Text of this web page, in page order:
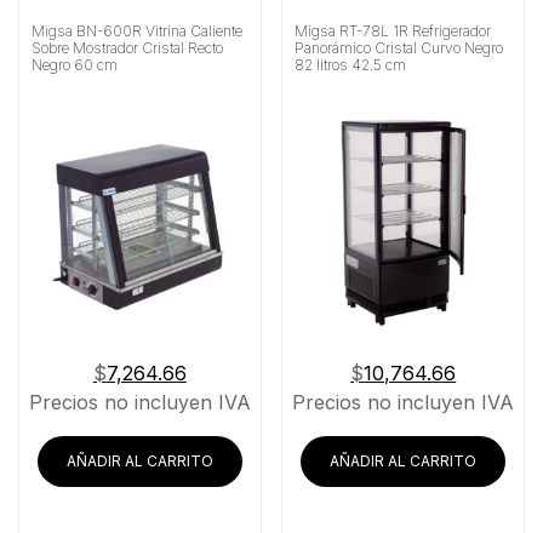
Migsa BN-600R Vitrina Caliente
Sobre Mostrador Cristal Recto
Negro 60 cm
$7,264.66
Precios no incluyen IVA
AÑADIR AL CARRITO
Migsa RT-78L 1R Refrigerador
Panorámico Cristal Curvo Negro
82 litros 42.5 cm
$10,764.66
Precios no incluyen IVA
AÑADIR AL CARRITO